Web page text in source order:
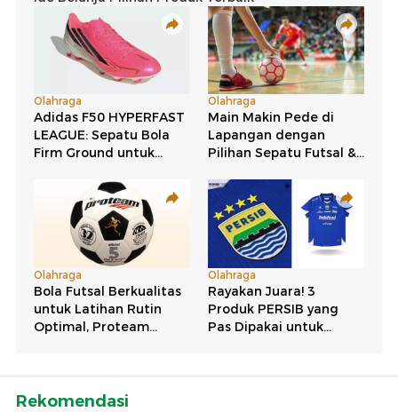
Rekomendasi